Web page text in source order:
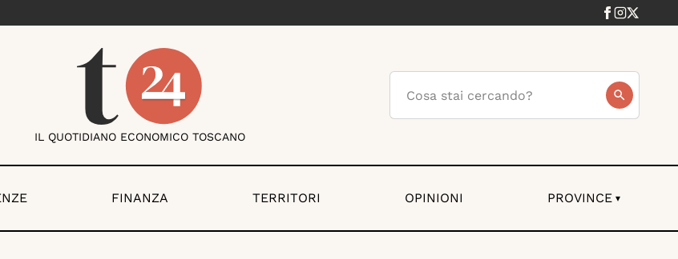
IL QUOTIDIANO ECONOMICO TOSCANO
FINANZA TERRITORI OPINIONI PROVINCE ▾